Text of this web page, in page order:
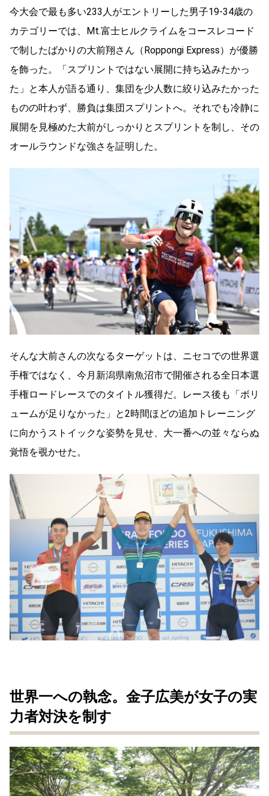
今大会で最も多い233人がエントリーした男子19-34歳の
カテゴリーでは、Mt.富士ヒルクライムをコースレコード
で制したばかりの大前翔さん（Roppongi Express）が優勝
を飾った。「スプリントではない展開に持ち込みたかっ
た」と本人が語る通り、集団を少人数に絞り込みたかった
ものの叶わず、勝負は集団スプリントへ。それでも冷静に
展開を見極めた大前がしっかりとスプリントを制し、その
オールラウンドな強さを証明した。
そんな大前さんの次なるターゲットは、ニセコでの世界選
手権ではなく、今月新潟県南魚沼市で開催される全日本選
手権ロードレースでのタイトル獲得だ。レース後も「ボリ
ュームが足りなかった」と2時間ほどの追加トレーニング
に向かうストイックな姿勢を見せ、大一番への並々ならぬ
覚悟を覗かせた。
世界一への執念。金子広美が女子の実
力者対決を制す